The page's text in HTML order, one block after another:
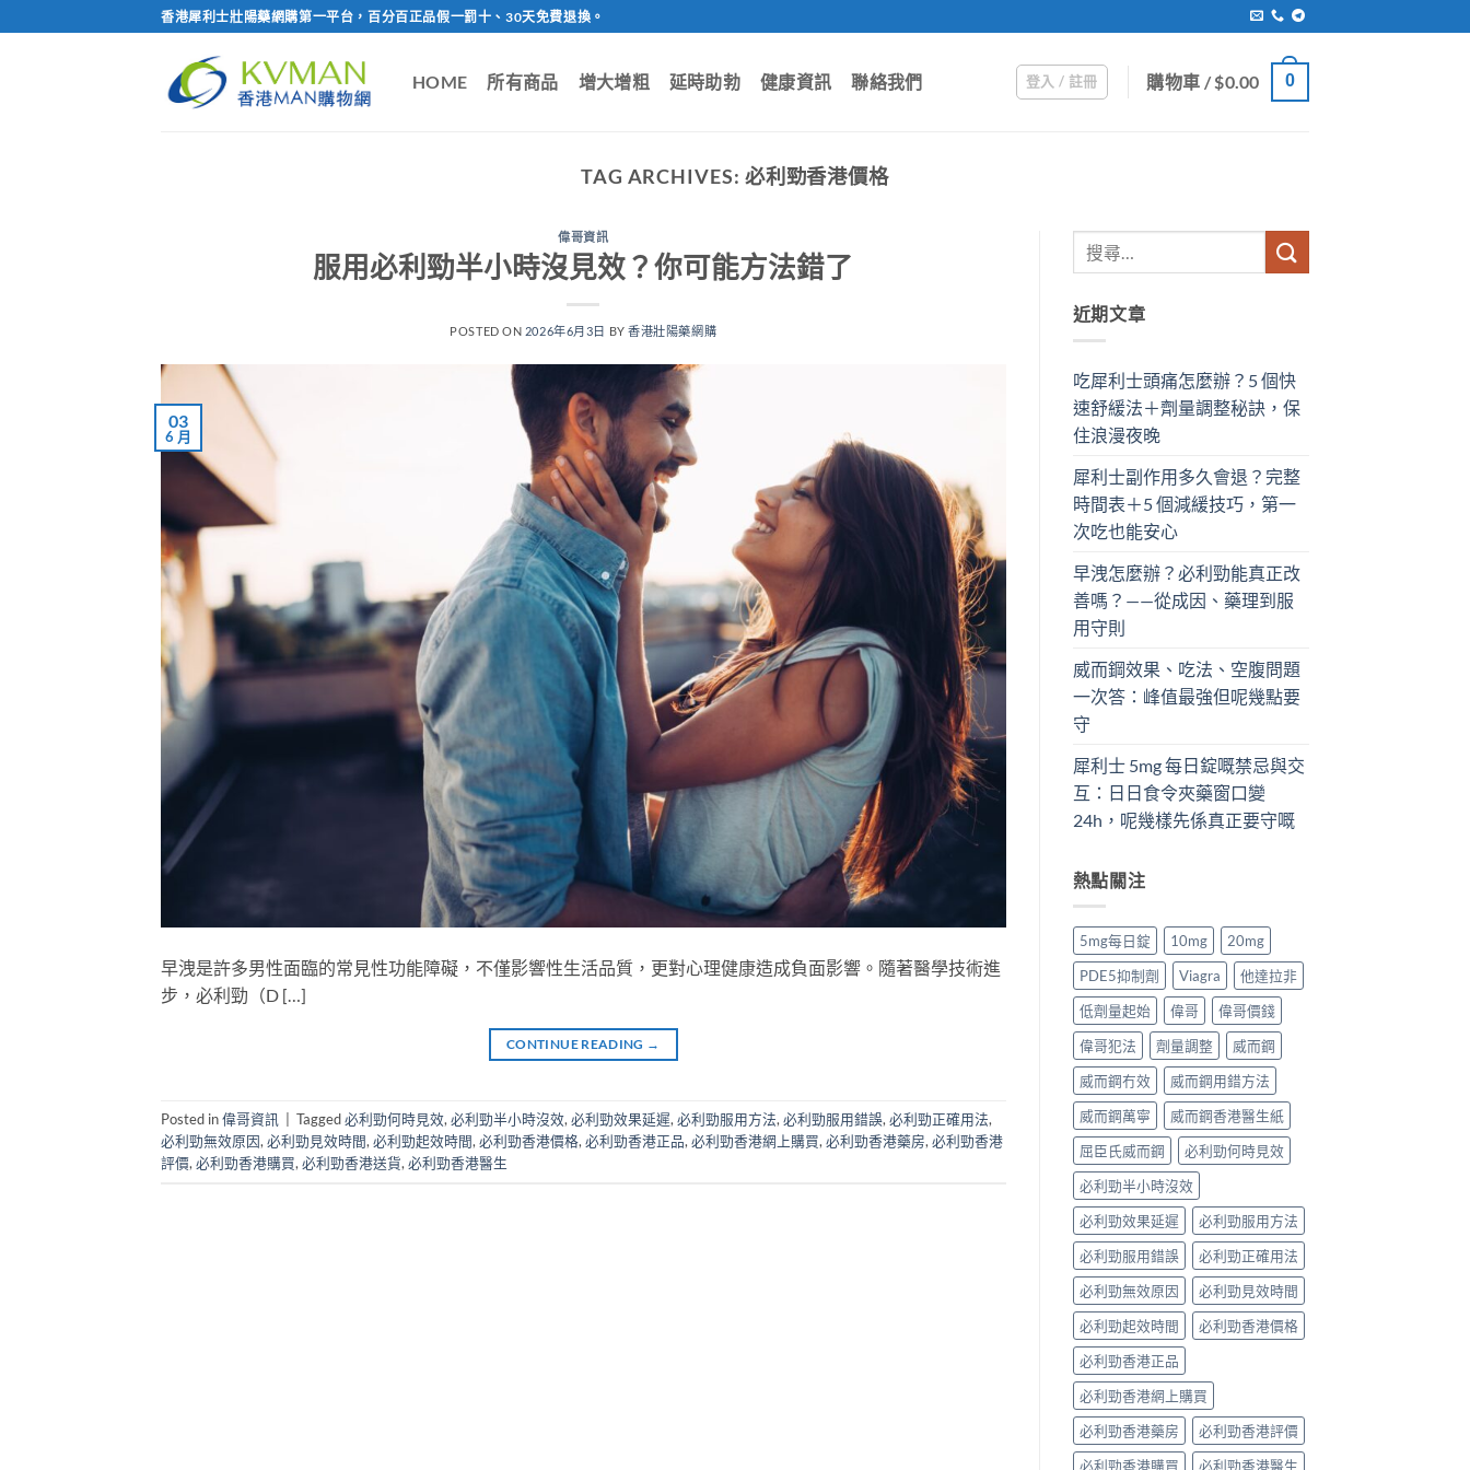
to
香港犀利士壯陽藥網購第一平台，百分百正品假一罰十、30天免費退換。
HOME 所有商品 增大增粗 延時助勃 健康資訊 聯絡我們 登入 / 註冊 購物車 /$0.00 0
TAG ARCHIVES: 必利勁香港價格
偉哥資訊
服用必利勁半小時沒見效？你可能方法錯了
POSTED ON 2026年6月3日 BY香港壯陽藥網購
03
6 月
早洩是許多男性面臨的常見性功能障礙，不僅影響性生活品質，更對心理健康造成負面影響。隨著醫學技術進
步，必利勁（D […]
CONTINUE READING →
Posted in偉哥資訊 Tagged必利勁何時見效,必利勁半小時沒效,必利勁效果延遲,必利勁服用方法,必利勁服用錯誤,必利勁正確用法,
必利勁無效原因,必利勁見效時間,必利勁起效時間,必利勁香港價格,必利勁香港正品,必利勁香港網上購買,必利勁香港藥房,必利勁香港
評價,必利勁香港購買,必利勁香港送貨,必利勁香港醫生
近期文章
吃犀利士頭痛怎麼辦？5 個快
速舒緩法＋劑量調整秘訣，保
住浪漫夜晚
犀利士副作用多久會退？完整
時間表＋5 個減緩技巧，第一
次吃也能安心
早洩怎麼辦？必利勁能真正改
善嗎？——從成因、藥理到服
用守則
威而鋼效果、吃法、空腹問題
一次答：峰值最強但呢幾點要
守
犀利士 5mg 每日錠嘅禁忌與交
互：日日食令夾藥窗口變
24h，呢幾樣先係真正要守嘅
熱點關注
5mg每日錠 10mg
20mg
PDE5抑制劑
Viagra
他達拉非
低劑量起始
偉哥
偉哥價錢
偉哥犯法
劑量調整
威而鋼
威而鋼冇效
威而鋼用錯方法
威而鋼萬寧
威而鋼香港醫生紙
屈臣氏威而鋼
必利勁何時見效
必利勁半小時沒效
必利勁效果延遲
必利勁服用方法
必利勁服用錯誤
必利勁正確用法
必利勁無效原因
必利勁見效時間
必利勁起效時間
必利勁香港價格
必利勁香港正品
必利勁香港網上購買
必利勁香港藥房
必利勁香港評價
必利勁香港購買
必利勁香港醫生